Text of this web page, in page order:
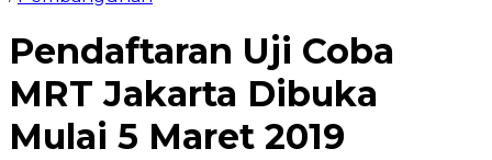
Pendaftaran Uji Coba
MRT Jakarta Dibuka
Mulai 5 Maret 2019